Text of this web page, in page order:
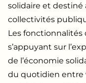
solidaire et destiné
collectivités
Les fonctionnalités
s’appuyant sur
de l’économie
du quotidien entre